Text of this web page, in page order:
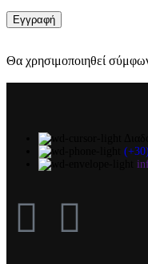
Θα χρησιμοποιηθεί